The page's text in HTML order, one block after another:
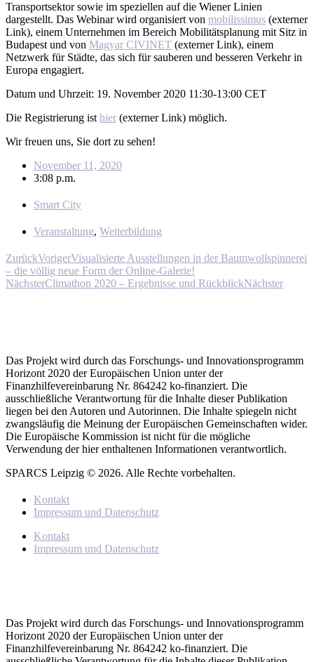
Transportsektor sowie im speziellen auf die Wiener Linien
dargestellt. Das Webinar wird organisiert von mobilissimus (externer
Link), einem Unternehmen im Bereich Mobilitätsplanung mit Sitz in
Budapest und von Magyar CIVINET (externer Link), einem
Netzwerk für Städte, das sich für sauberen und besseren Verkehr in
Europa engagiert.
Datum und Uhrzeit: 19. November 2020 11:30-13:00 CET
Die Registrierung ist hier (externer Link) möglich.
Wir freuen uns, Sie dort zu sehen!
November 11, 2020
3:08 p.m.
Smart City
Veranstaltung, Weiterbildung
ZurückVorigerVisualisierte Ausstellungen in der Baumwollspinnerei
– die völlig neue Form der Online-Galerie!
NächsterClimathon 2020 – Ergebnisse und RückblickNächster
Das Projekt wird durch das Forschungs- und Innovationsprogramm
Horizont 2020 der Europäischen Union unter der
Finanzhilfevereinbarung Nr. 864242 ko-finanziert. Die
ausschließliche Verantwortung für die Inhalte dieser Publikation
liegen bei den Autoren und Autorinnen. Die Inhalte spiegeln nicht
zwangsläufig die Meinung der Europäischen Gemeinschaften wider.
Die Europäische Kommission ist nicht für die mögliche
Verwendung der hier enthaltenen Informationen verantwortlich.
SPARCS Leipzig © 2026. Alle Rechte vorbehalten.
Kontakt
Impressum und Datenschutz
Kontakt
Impressum und Datenschutz
Das Projekt wird durch das Forschungs- und Innovationsprogramm
Horizont 2020 der Europäischen Union unter der
Finanzhilfevereinbarung Nr. 864242 ko-finanziert. Die